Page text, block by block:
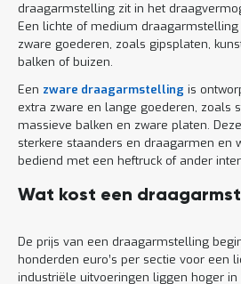
draagarmstelling zit in het
Een lichte of medium draagarmstelling
zware goederen, zoals gipsplaten,
balken of buizen.
Een zware draagarmstelling is
extra zware en lange goederen, zoals
massieve balken en zware platen.
sterkere staanders en draagarmen en
bediend met een heftruck of ander
Wat kost een
De prijs van een draagarmstelling
honderden euro’s per sectie voor een
industriële uitvoeringen liggen hoger